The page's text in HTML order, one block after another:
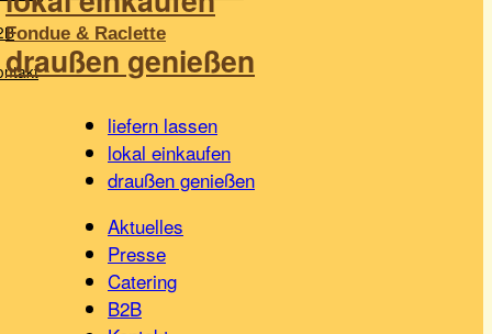
draußen genießen
liefern lassen
lokal einkaufen
draußen genießen
Aktuelles
Presse
Catering
B2B